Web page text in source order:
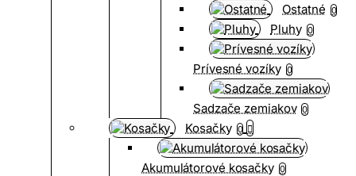
Ostatné 0
Pluhy 0
Prívesné vozíky 0
Sadzače zemiakov 0
Kosačky 0
Akumulátorové kosačky 0